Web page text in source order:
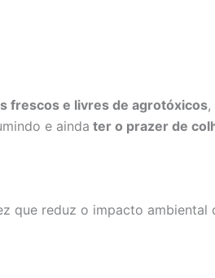
frescos e livres de agrotóxicos
e ainda ter o prazer de
que reduz o impacto